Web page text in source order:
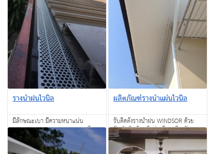
รางน้ำฝนไวนิล
มีลักษณะเบา มีความหนาแน่น
ประมาณ 0.55 – 0.66 g/cm3 มี
ความคงทนต่อสารเคมี กรดแก่ และ
เบสแก่ สอบถาม
ผลิตภัณฑ์รางน้ำแผ่นไวนิล
รับติดตั้งรางน้ำฝน WINDSOR ด้วย
วัสดุไวนิล โดยทีมช่างมืออาชีพ รับ
ประกันความพึ่งพอใจในผลงงานของ
เรา สอบถาม